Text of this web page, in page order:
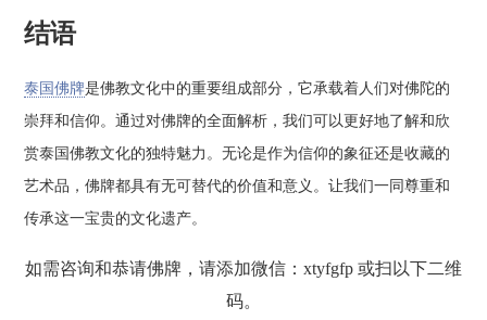
结语
泰国佛牌是佛教文化中的重要组成部分，它承载着人们对佛陀的
崇拜和信仰。通过对佛牌的全面解析，我们可以更好地了解和欣
赏泰国佛教文化的独特魅力。无论是作为信仰的象征还是收藏的
艺术品，佛牌都具有无可替代的价值和意义。让我们一同尊重和
传承这一宝贵的文化遗产。
如需咨询和恭请佛牌，请添加微信：xtyfgfp 或扫以下二维
码。